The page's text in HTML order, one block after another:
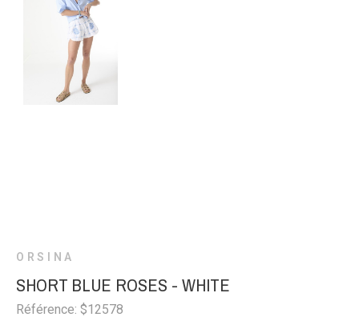
ORSINA
SHORT BLUE ROSES - WHITE
Référence: $12578